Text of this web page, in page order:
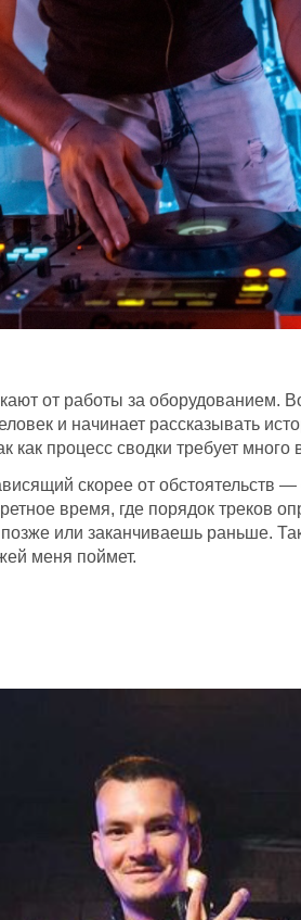
от работы за оборудованием.
и начинает рассказывать
как процесс сводки требует
скорее от обстоятельств
время, где порядок треков
или заканчиваешь раньше.
меня поймет.